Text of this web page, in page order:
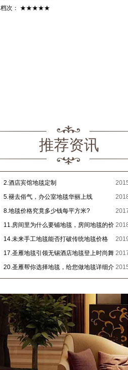
档次： ★★★★★
推荐资讯
2.酒店宾馆地毯定制
5.褪去俗气，办公室地毯华丽上线
8.地毯价格究竟多少钱每平方米?
11.房间里为什么要铺地毯，房间地毯的价
格是多少？
14.未来手工地毯能否打破传统地毯价格
17.圣雁地毯引领无锡酒店地毯登上时尚舞
20.圣雁帮你选择地毯，给您做地毯详细介